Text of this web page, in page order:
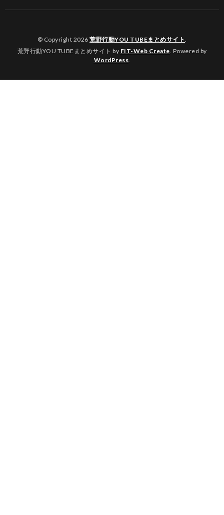
© Copyright 2026 荒野行動YOU TUBEまとめサイト
荒野行動YOU TUBEまとめサイト by FIT-Web Create . Powered by
WordPress